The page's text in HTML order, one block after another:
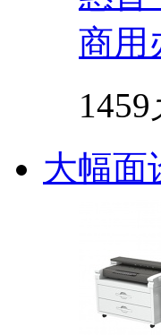
商用
1459
大幅面